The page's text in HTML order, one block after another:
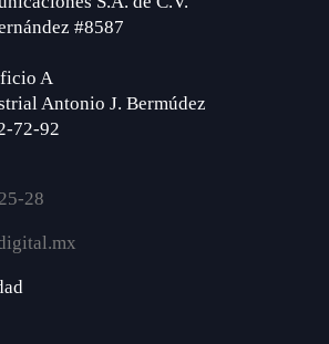
#8587
A
Antonio J. Bermúdez
72-92
28